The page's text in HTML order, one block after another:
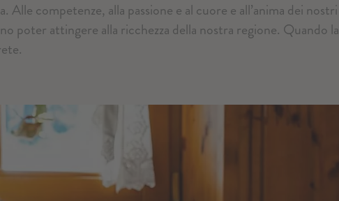
Alle competenze, alla passione e al cuore e all’anima dei nostri
poter attingere alla ricchezza della nostra regione. Quando la